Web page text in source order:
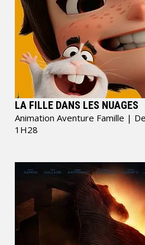
LA FILLE DANS LES NUAGES
Animation Aventure Famille |
1H28